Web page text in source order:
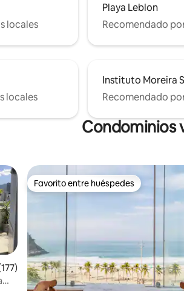
locales
Playa Leblon
Recomendado
locales
Instituto Moreira
Recomendado
Condominios
promedio: 4.97 de 5, 177 reseñas
Favorito entre huéspedes
Favorito entre huéspedes